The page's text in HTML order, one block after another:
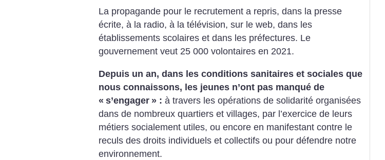
La propagande pour le recrutement a repris, dans la presse
écrite, à la radio, à la télévision, sur le web, dans les
établissements scolaires et dans les préfectures. Le
gouvernement veut 25 000 volontaires en 2021.
Depuis un an, dans les conditions sanitaires et sociales que
nous connaissons, les jeunes n’ont pas manqué de
« s’engager » : à travers les opérations de solidarité organisées
dans de nombreux quartiers et villages, par l’exercice de leurs
métiers socialement utiles, ou encore en manifestant contre le
reculs des droits individuels et collectifs ou pour défendre notre
environnement.